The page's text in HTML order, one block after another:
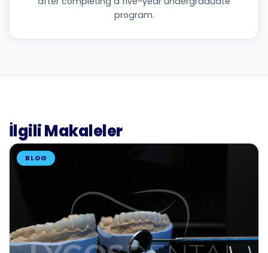
program.
İlgili Makaleler
BLOG